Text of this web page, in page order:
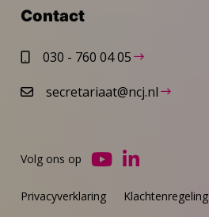
Contact
030 - 760 04 05
secretariaat@ncj.nl
Privacyverklaring Klachtenregeling
Volg ons op
Ga
YouTube
Ga
LinkedIn